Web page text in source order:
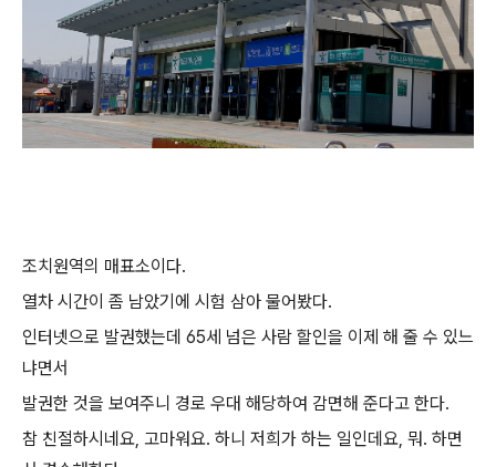
조치원역의 매표소이다.
열차 시간이 좀 남았기에 시험 삼아 물어봤다.
인터넷으로 발권했는데 65세 넘은 사람 할인을 이제 해 줄 수 있느
냐면서
발권한 것을 보여주니 경로 우대 해당하여 감면해 준다고 한다.
참 친절하시네요, 고마워요. 하니 저희가 하는 일인데요, 뭐. 하면